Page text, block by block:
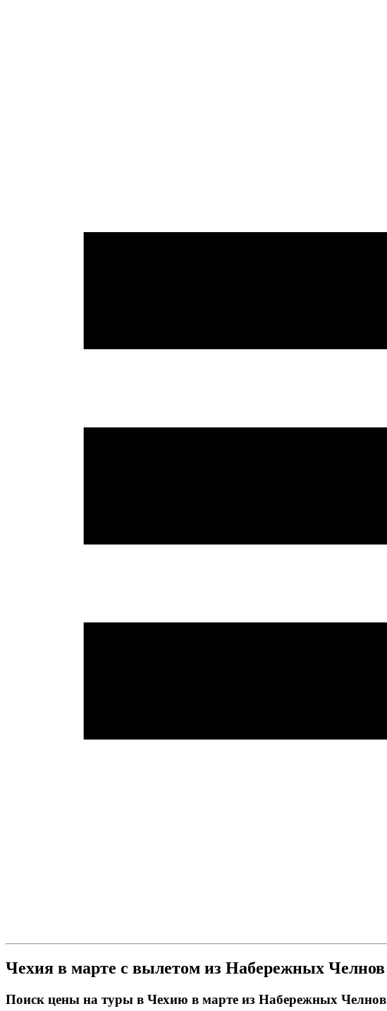
Чехия в марте с вылетом из Набережных Челнов
Поиск цены на туры в Чехию в марте из Набережных Челнов